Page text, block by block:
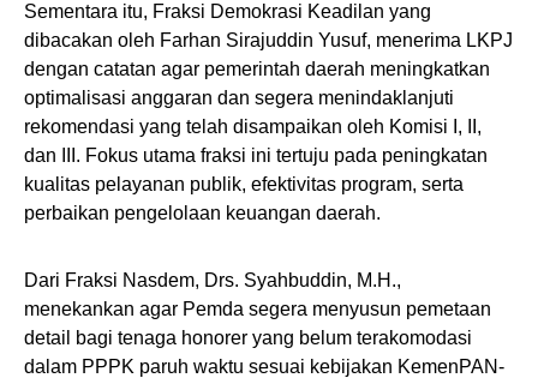
​Sementara itu, Fraksi Demokrasi Keadilan yang
dibacakan oleh Farhan Sirajuddin Yusuf, menerima LKPJ
dengan catatan agar pemerintah daerah meningkatkan
optimalisasi anggaran dan segera menindaklanjuti
rekomendasi yang telah disampaikan oleh Komisi I, II,
dan III. Fokus utama fraksi ini tertuju pada peningkatan
kualitas pelayanan publik, efektivitas program, serta
perbaikan pengelolaan keuangan daerah.
​Dari Fraksi Nasdem, Drs. Syahbuddin, M.H.,
menekankan agar Pemda segera menyusun pemetaan
detail bagi tenaga honorer yang belum terakomodasi
dalam PPPK paruh waktu sesuai kebijakan KemenPAN-